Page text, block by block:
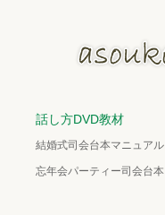
話し方DVD教材
結婚式司会台本マニュアル
忘年会パーティー司会台本